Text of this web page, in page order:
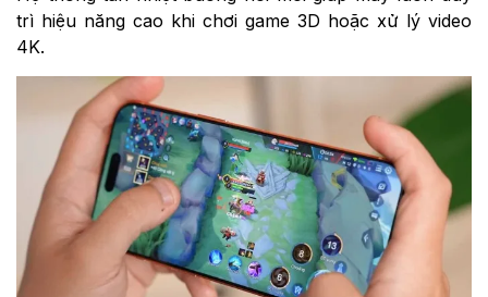
trì hiệu năng cao khi chơi game 3D hoặc xử lý video
4K.